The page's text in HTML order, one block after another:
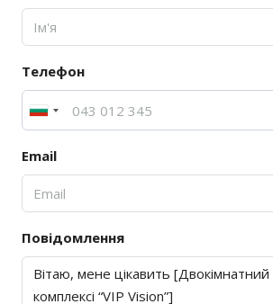
Телефон
Email
Повідомлення